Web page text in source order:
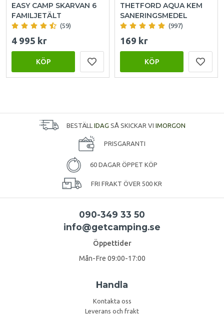
EASY CAMP SKARVAN 6
FAMILJETÄLT
(59)
4 995 kr
KÖP
THETFORD AQUA KEM
SANERINGSMEDEL
(997)
169 kr
KÖP
BESTÄLL IDAG SÅ SKICKAR VI IMORGON
PRISGARANTI
60 DAGAR ÖPPET KÖP
FRI FRAKT ÖVER 500 KR
090-349 33 50
info@getcamping.se
Öppettider
Mån-Fre 09:00-17:00
Handla
Kontakta oss
Leverans och frakt